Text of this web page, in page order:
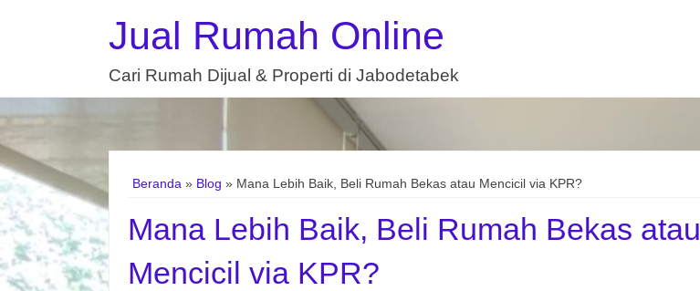
Jual Rumah Online
Cari Rumah Dijual & Properti di Jabodetabek
Beranda » Blog » Mana Lebih Baik, Beli Rumah Bekas atau Mencicil via KPR?
Mana Lebih Baik, Beli Rumah Bekas atau
Mencicil via KPR?